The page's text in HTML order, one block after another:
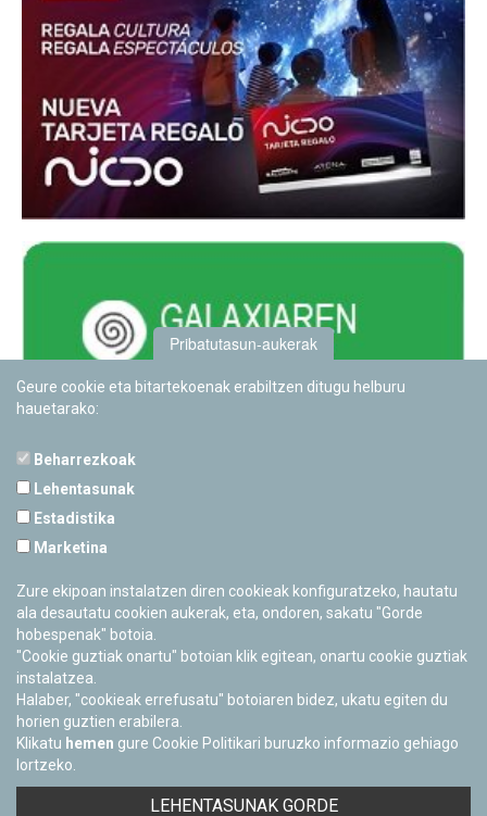
Cerrado Temporalmente
Facebook
Twitter
Youtube
Flickr
Pribatutasun-aukerak
Geure cookie eta bitartekoenak erabiltzen ditugu helburu
hauetarako:
Beharrezkoak
Lehentasunak
Estadistika
Marketina
Zure ekipoan instalatzen diren cookieak konfiguratzeko, hautatu
ala desautatu cookien aukerak, eta, ondoren, sakatu "Gorde
hobespenak" botoia.
"Cookie guztiak onartu" botoian klik egitean, onartu cookie guztiak
instalatzea.
Halaber, "cookieak errefusatu" botoiaren bidez, ukatu egiten du
horien guztien erabilera.
Klikatu hemen gure Cookie Politikari buruzko informazio gehiago
lortzeko.
LEHENTASUNAK GORDE